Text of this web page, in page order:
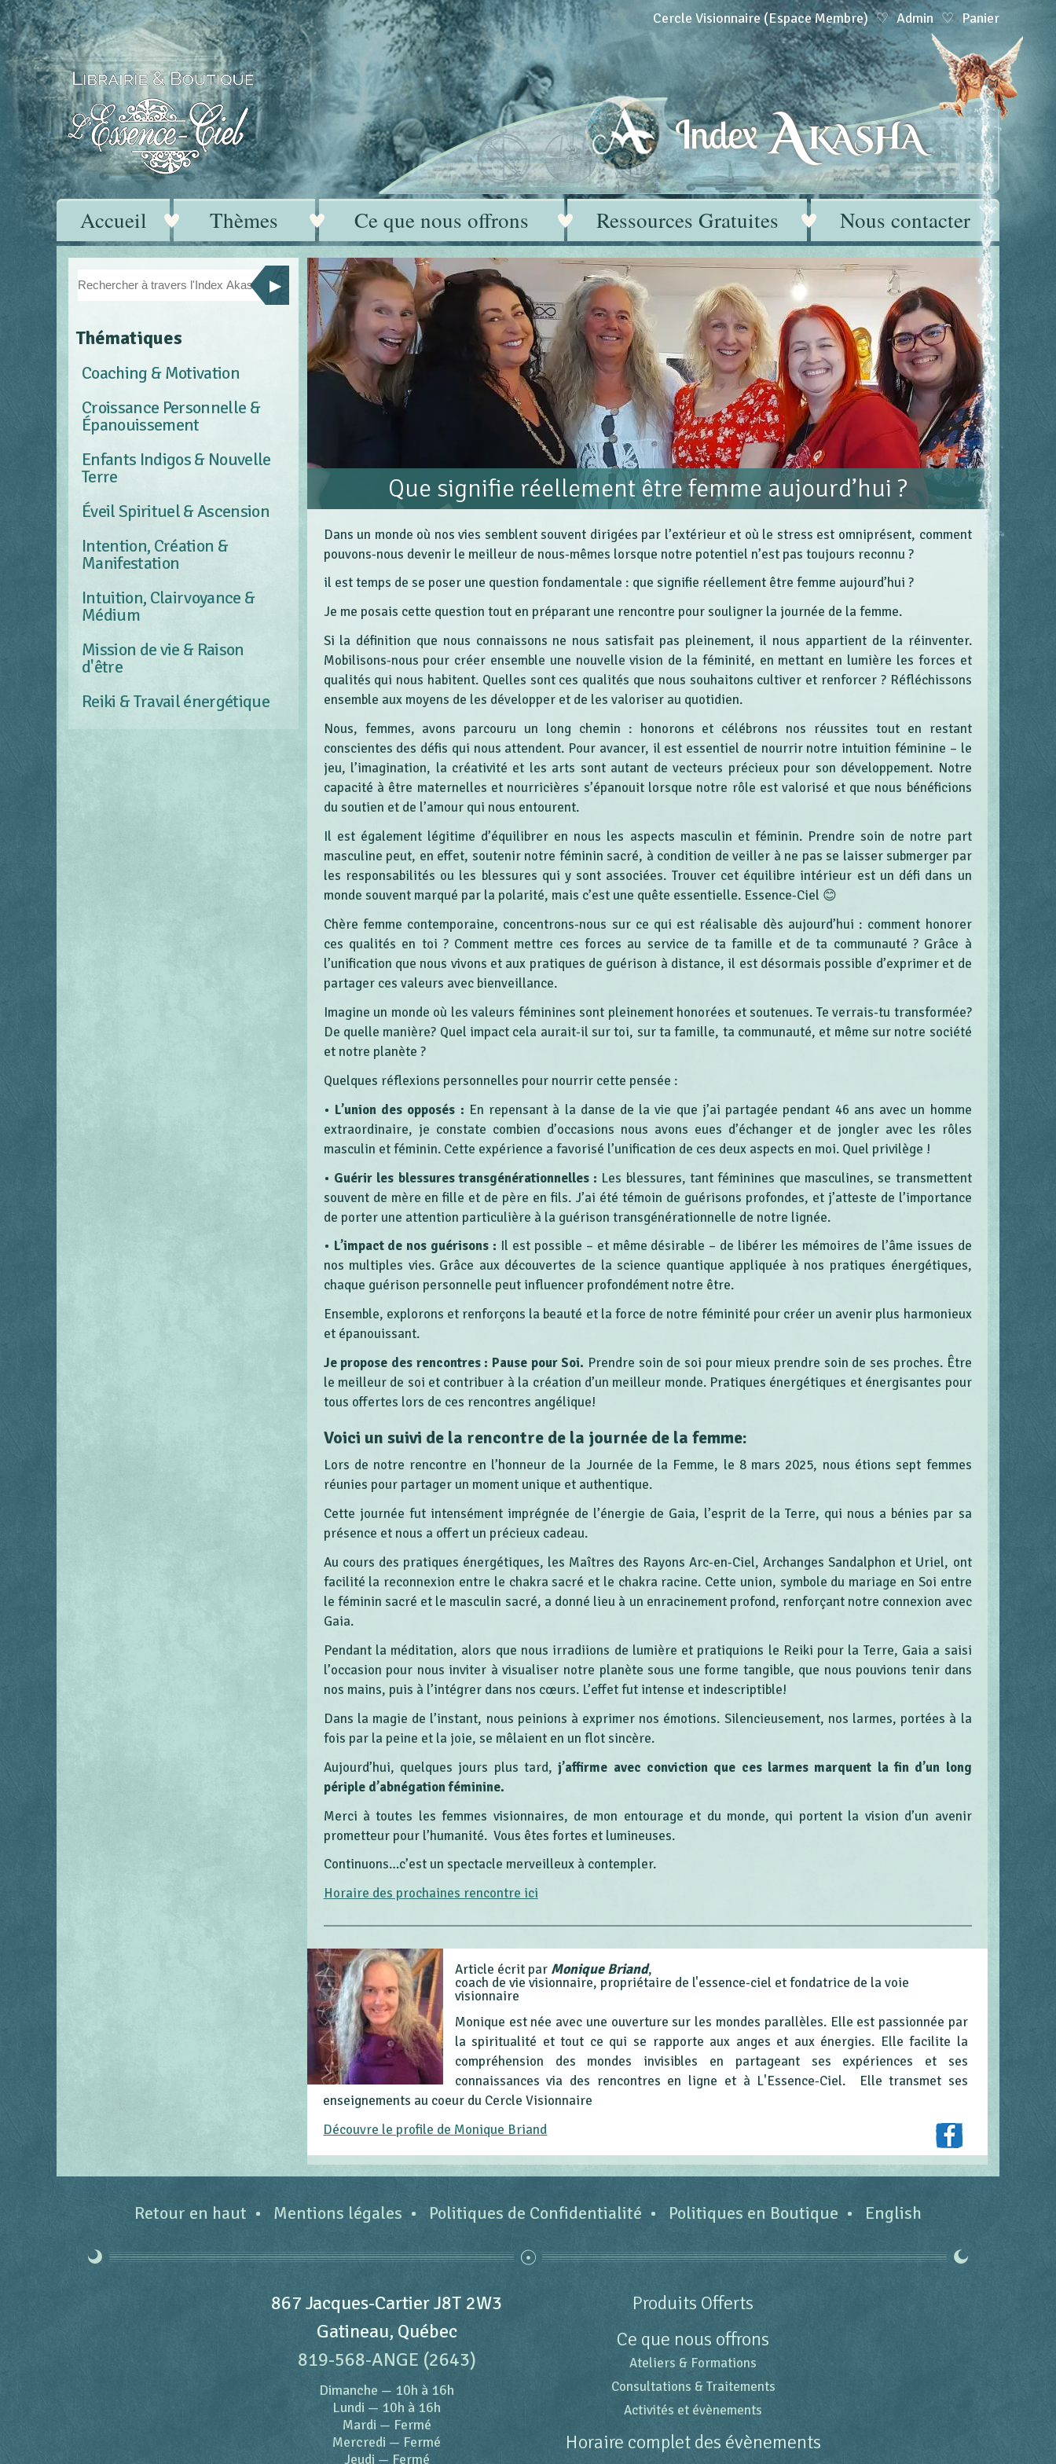
Cercle Visionnaire (Espace Membre) Admin Panier
Index AKASHA
Accueil Thèmes Ce que nous offrons Ressources Gratuites Nous contacter
Thématiques
Coaching & Motivation
Croissance Personnelle &
Épanouissement
Enfants Indigos & Nouvelle
Terre
Éveil Spirituel & Ascension
Intention, Création &
Manifestation
Intuition, Clairvoyance &
Médium
Mission de vie & Raison
d'être
Reiki & Travail énergétique
Que signifie réellement être femme aujourd’hui ?
Dans un monde où nos vies semblent souvent dirigées par l’extérieur et où le stress est omniprésent, comment
pouvons-nous devenir le meilleur de nous-mêmes lorsque notre potentiel n’est pas toujours reconnu ?
il est temps de se poser une question fondamentale : que signifie réellement être femme aujourd’hui ?
Je me posais cette question tout en préparant une rencontre pour souligner la journée de la femme.
Si la définition que nous connaissons ne nous satisfait pas pleinement, il nous appartient de la réinventer.
Mobilisons-nous pour créer ensemble une nouvelle vision de la féminité, en mettant en lumière les forces et
qualités qui nous habitent. Quelles sont ces qualités que nous souhaitons cultiver et renforcer ? Réfléchissons
ensemble aux moyens de les développer et de les valoriser au quotidien.
Nous, femmes, avons parcouru un long chemin : honorons et célébrons nos réussites tout en restant
conscientes des défis qui nous attendent. Pour avancer, il est essentiel de nourrir notre intuition féminine – le
jeu, l’imagination, la créativité et les arts sont autant de vecteurs précieux pour son développement. Notre
capacité à être maternelles et nourricières s’épanouit lorsque notre rôle est valorisé et que nous bénéficions
du soutien et de l’amour qui nous entourent.
Il est également légitime d’équilibrer en nous les aspects masculin et féminin. Prendre soin de notre part
masculine peut, en effet, soutenir notre féminin sacré, à condition de veiller à ne pas se laisser submerger par
les responsabilités ou les blessures qui y sont associées. Trouver cet équilibre intérieur est un défi dans un
monde souvent marqué par la polarité, mais c’est une quête essentielle. Essence-Ciel 😊
Chère femme contemporaine, concentrons-nous sur ce qui est réalisable dès aujourd’hui : comment honorer
ces qualités en toi ? Comment mettre ces forces au service de ta famille et de ta communauté ? Grâce à
l’unification que nous vivons et aux pratiques de guérison à distance, il est désormais possible d’exprimer et de
partager ces valeurs avec bienveillance.
Imagine un monde où les valeurs féminines sont pleinement honorées et soutenues. Te verrais-tu transformée?
De quelle manière? Quel impact cela aurait-il sur toi, sur ta famille, ta communauté, et même sur notre société
et notre planète ?
Quelques réflexions personnelles pour nourrir cette pensée :
• L’union des opposés : En repensant à la danse de la vie que j’ai partagée pendant 46 ans avec un homme
extraordinaire, je constate combien d’occasions nous avons eues d’échanger et de jongler avec les rôles
masculin et féminin. Cette expérience a favorisé l’unification de ces deux aspects en moi. Quel privilège !
• Guérir les blessures transgénérationnelles : Les blessures, tant féminines que masculines, se transmettent
souvent de mère en fille et de père en fils. J’ai été témoin de guérisons profondes, et j’atteste de l’importance
de porter une attention particulière à la guérison transgénérationnelle de notre lignée.
• L’impact de nos guérisons : Il est possible – et même désirable – de libérer les mémoires de l’âme issues de
nos multiples vies. Grâce aux découvertes de la science quantique appliquée à nos pratiques énergétiques,
chaque guérison personnelle peut influencer profondément notre être.
Ensemble, explorons et renforçons la beauté et la force de notre féminité pour créer un avenir plus harmonieux
et épanouissant.
Je propose des rencontres : Pause pour Soi. Prendre soin de soi pour mieux prendre soin de ses proches. Être
le meilleur de soi et contribuer à la création d’un meilleur monde. Pratiques énergétiques et énergisantes pour
tous offertes lors de ces rencontres angélique!
Voici un suivi de la rencontre de la journée de la femme:
Lors de notre rencontre en l’honneur de la Journée de la Femme, le 8 mars 2025, nous étions sept femmes
réunies pour partager un moment unique et authentique.
Cette journée fut intensément imprégnée de l’énergie de Gaia, l’esprit de la Terre, qui nous a bénies par sa
présence et nous a offert un précieux cadeau.
Au cours des pratiques énergétiques, les Maîtres des Rayons Arc-en-Ciel, Archanges Sandalphon et Uriel, ont
facilité la reconnexion entre le chakra sacré et le chakra racine. Cette union, symbole du mariage en Soi entre
le féminin sacré et le masculin sacré, a donné lieu à un enracinement profond, renforçant notre connexion avec
Gaia.
Pendant la méditation, alors que nous irradiions de lumière et pratiquions le Reiki pour la Terre, Gaia a saisi
l’occasion pour nous inviter à visualiser notre planète sous une forme tangible, que nous pouvions tenir dans
nos mains, puis à l’intégrer dans nos cœurs. L’effet fut intense et indescriptible!
Dans la magie de l’instant, nous peinions à exprimer nos émotions. Silencieusement, nos larmes, portées à la
fois par la peine et la joie, se mêlaient en un flot sincère.
Aujourd’hui, quelques jours plus tard,j’affirme avec conviction que ces larmes marquent la fin d’un long
périple d’abnégation féminine.
Merci à toutes les femmes visionnaires, de mon entourage et du monde, qui portent la vision d’un avenir
prometteur pour l’humanité. Vous êtes fortes et lumineuses.
Continuons…c’est un spectacle merveilleux à contempler.
Horaire des prochaines rencontre ici
Article écrit par Monique Briand,
coach de vie visionnaire, propriétaire de l'essence-ciel et fondatrice de la voie
visionnaire
Monique est née avec une ouverture sur les mondes parallèles. Elle est passionnée par
la spiritualité et tout ce qui se rapporte aux anges et aux énergies. Elle facilite la
compréhension des mondes invisibles en partageant ses expériences et ses
connaissances via des rencontres en ligne et à L'Essence-Ciel. Elle transmet ses
enseignements au coeur du Cercle Visionnaire
Découvre le profile de Monique Briand
Retour en haut Mentions légales Politiques de Confidentialité Politiques en Boutique English
867 Jacques-Cartier J8T 2W3
Gatineau, Québec
819-568-ANGE (2643)
Dimanche — 10h à 16h
Lundi — 10h à 16h
Mardi — Fermé
Mercredi — Fermé
Jeudi — Fermé
Produits Offerts
Ce que nous offrons
Ateliers & Formations
Consultations & Traitements
Activités et évènements
Horaire complet des évènements